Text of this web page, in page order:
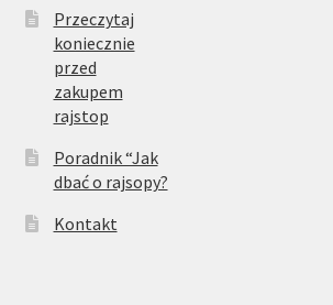
Przeczytaj
koniecznie
przed
zakupem
rajstop
Poradnik “Jak
dbać o rajsopy?
Kontakt